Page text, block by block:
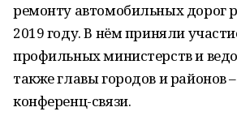
ремонту автомобильных дорог
2019 году. В нём приняли
профильных министерств и
также главы городов и районов
конференц-связи.